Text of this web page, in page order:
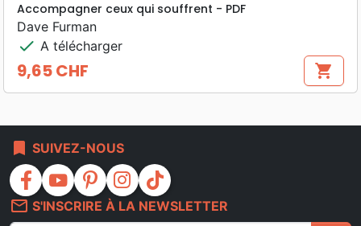
Accompagner ceux qui souffrent - PDF
Dave Furman
check A télécharger
Prix
9,65 CHF shopping_cart
bookmark SUIVEZ-NOUS
facebook youtube pinterest instagram
tiktok
mail_outline S'INSCRIRE À LA NEWSLETTER